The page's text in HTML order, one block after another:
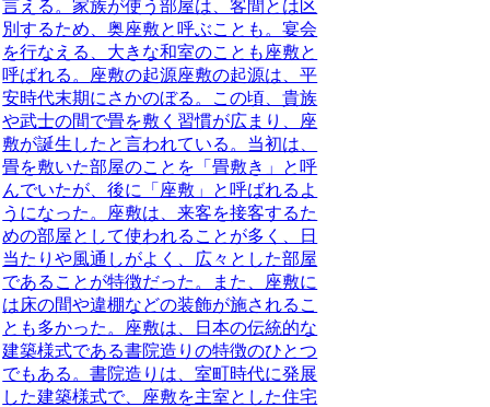
言える。家族が使う部屋は、客間とは区
別するため、奥座敷と呼ぶことも。宴会
を行なえる、大きな和室のことも座敷と
呼ばれる。
座敷の起源座敷の起源は、平
安時代末期にさかのぼる。この頃、貴族
や武士の間で畳を敷く習慣が広まり、座
敷が誕生したと言われている。当初は、
畳を敷いた部屋のことを「畳敷き」と呼
んでいたが、後に「座敷」と呼ばれるよ
うになった。座敷は、来客を接客するた
めの部屋として使われることが多く、日
当たりや風通しがよく、広々とした部屋
であることが特徴だった。また、座敷に
は床の間や違棚などの装飾が施されるこ
とも多かった。座敷は、日本の伝統的な
建築様式である書院造りの特徴のひとつ
でもある。書院造りは、室町時代に発展
した建築様式で、座敷を主室とした住宅